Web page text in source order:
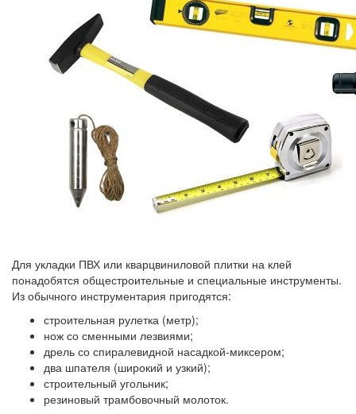
Для укладки ПВХ или кварцвиниловой плитки на клей
понадобятся общестроительные и специальные инструменты.
Из обычного инструментария пригодятся:
строительная рулетка (метр);
нож со сменными лезвиями;
дрель со спиралевидной насадкой-миксером;
два шпателя (широкий и узкий);
строительный угольник;
резиновый трамбовочный молоток.